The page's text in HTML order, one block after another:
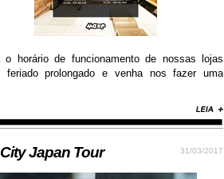
o horário de funcionamento de nossas lojas
feriado prolongado e venha nos fazer uma
31/03/2017
Japan Tour